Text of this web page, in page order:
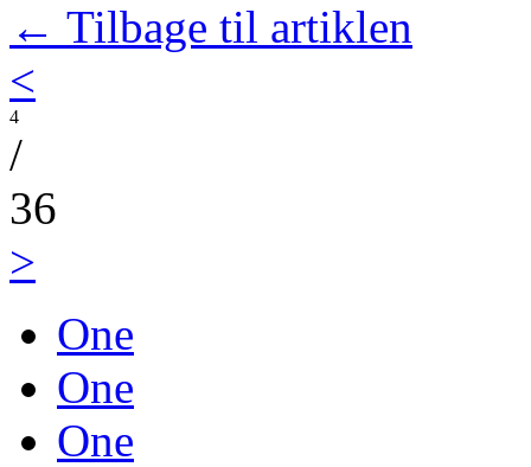
← Tilbage til artiklen
<
4
/
36
>
One
One
One